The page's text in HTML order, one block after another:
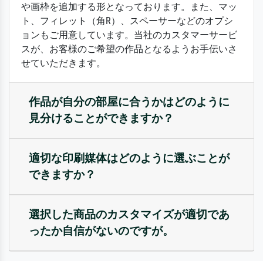
や画枠を追加する形となっております。また、マッ
ト、フィレット（角R）、スペーサーなどのオプシ
ョンもご用意しています。当社のカスタマーサービ
スが、お客様のご希望の作品となるようお手伝いさ
せていただきます。
作品が自分の部屋に合うかはどのように
見分けることができますか？
適切な印刷媒体はどのように選ぶことが
できますか？
選択した商品のカスタマイズが適切であ
ったか自信がないのですが。